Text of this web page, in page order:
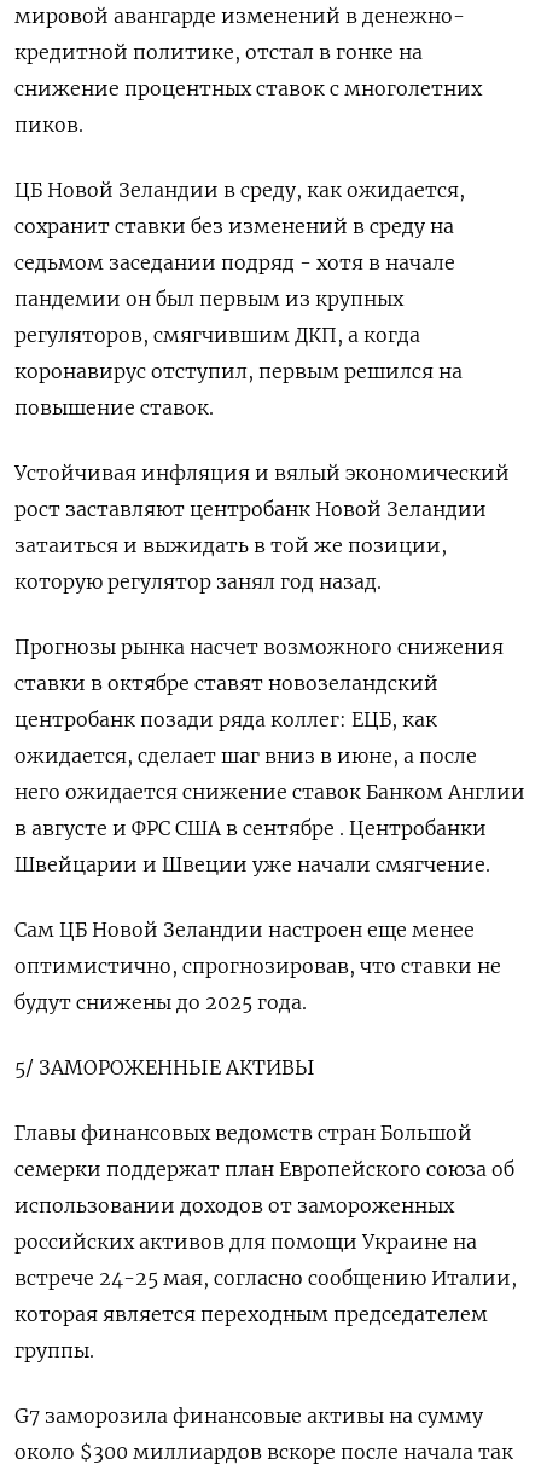
мировой авангарде изменений в денежно-
кредитной политике, отстал в гонке на
снижение процентных ставок с многолетних
пиков.
ЦБ Новой Зеландии в среду, как ожидается,
сохранит ставки без изменений в среду на
седьмом заседании подряд - хотя в начале
пандемии он был первым из крупных
регуляторов, смягчившим ДКП, а когда
коронавирус отступил, первым решился на
повышение ставок.
Устойчивая инфляция и вялый экономический
рост заставляют центробанк Новой Зеландии
затаиться и выжидать в той же позиции,
которую регулятор занял год назад.
Прогнозы рынка насчет возможного снижения
ставки в октябре ставят новозеландский
центробанк позади ряда коллег: ЕЦБ, как
ожидается, сделает шаг вниз в июне, а после
него ожидается снижение ставок Банком Англии
в августе и ФРС США в сентябре . Центробанки
Швейцарии и Швеции уже начали смягчение.
Сам ЦБ Новой Зеландии настроен еще менее
оптимистично, спрогнозировав, что ставки не
будут снижены до 2025 года.
5/ ЗАМОРОЖЕННЫЕ АКТИВЫ
Главы финансовых ведомств стран Большой
семерки поддержат план Европейского союза об
использовании доходов от замороженных
российских активов для помощи Украине на
встрече 24-25 мая, согласно сообщению Италии,
которая является переходным председателем
группы.
G7 заморозила финансовые активы на сумму
около $300 миллиардов вскоре после начала так